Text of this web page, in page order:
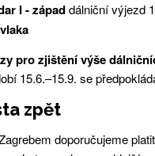
I - západdálniční výjezd
pro zjištění výše
15.6.–15.9. se
zpět
doporučujeme